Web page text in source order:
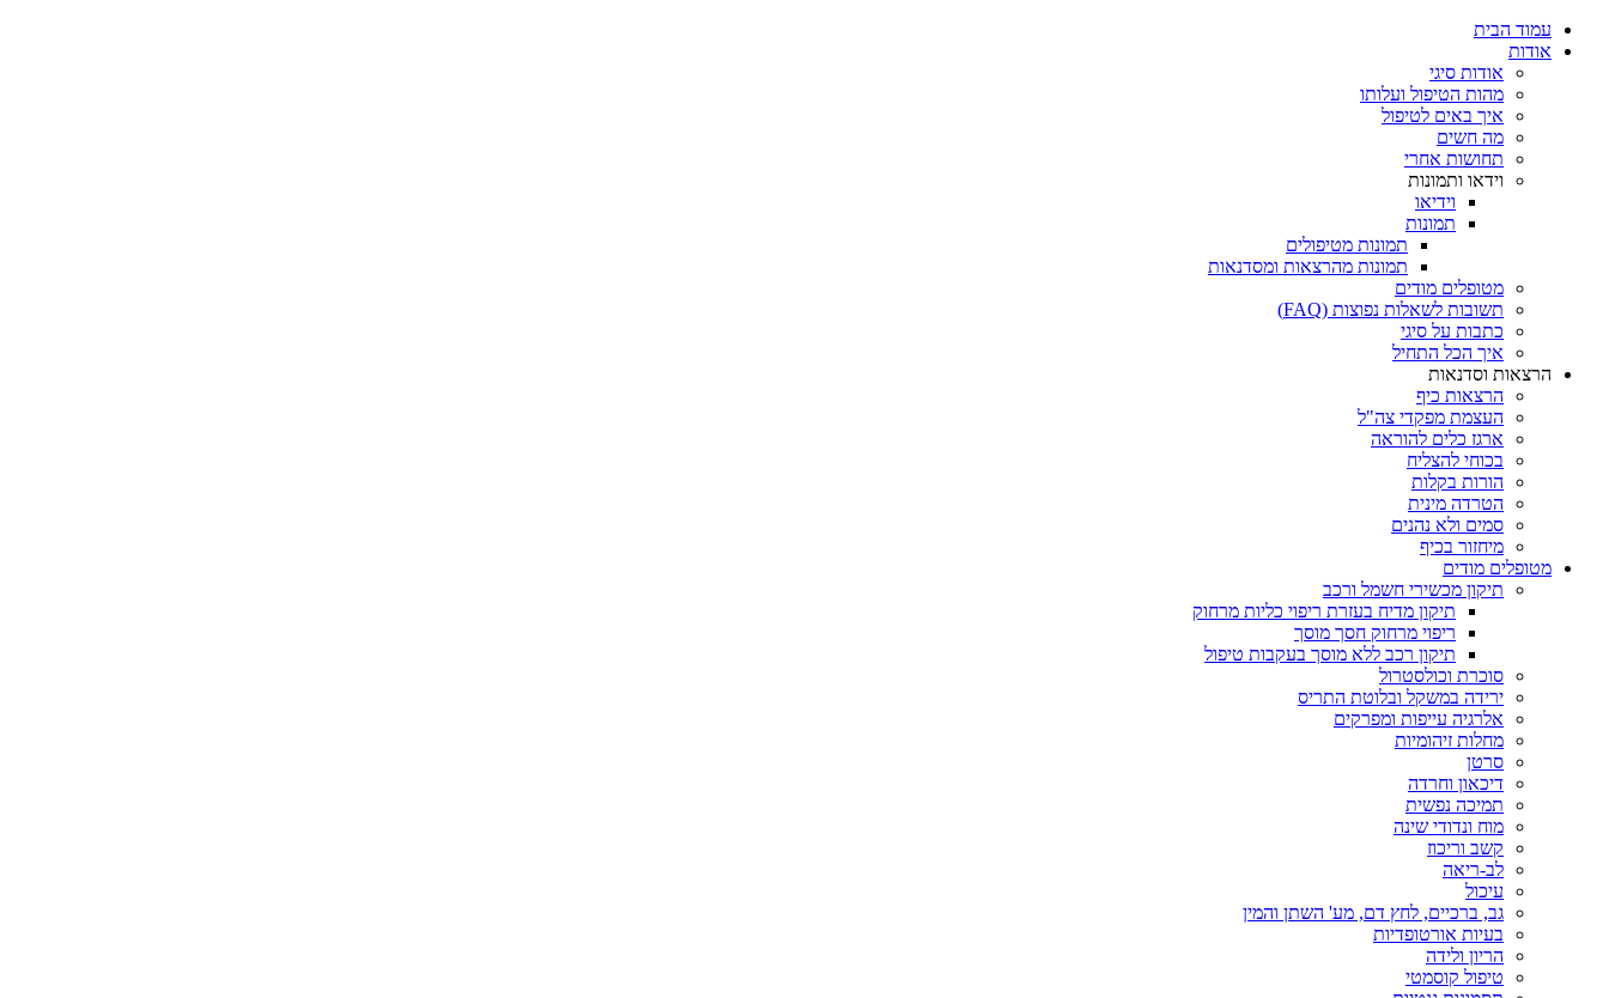
עמוד הבית
אודות
אודות סיגי
מהות הטיפול ועלותו
איך באים לטיפול
מה חשים
תחושות אחרי
וידאו ותמונות
וידיאו
תמונות
תמונות מטיפולים
תמונות מהרצאות ומסדנאות
מטופלים מודים
תשובות לשאלות נפוצות (FAQ)
כתבות על סיגי
איך הכל התחיל
הרצאות וסדנאות
הרצאות כיף
העצמת מפקדי צה"ל
ארגז כלים להוראה
בכוחי להצליח
הורות בקלות
הטרדה מינית
סמים ולא נהנים
מיחזור בכיף
מטופלים מודים
תיקון מכשירי חשמל ורכב
תיקון מדיח בעזרת ריפוי כליות מרחוק
ריפוי מרחוק חסך מוסך
תיקון רכב ללא מוסך בעקבות טיפול
סוכרת וכולסטרול
ירידה במשקל ובלוטת התריס
אלרגיה עייפות ומפרקים
מחלות זיהומיות
סרטן
דיכאון וחרדה
תמיכה נפשית
מוח ונדודי שינה
קשב וריכוז
לב-ריאה
עיכול
גב, ברכיים, לחץ דם, מע' השתן והמין
בעיות אורטופדיות
הריון ולידה
טיפול קוסמטי